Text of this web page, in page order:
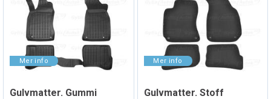
Gulvmatter. Gummi Gulvmatter. Stoff